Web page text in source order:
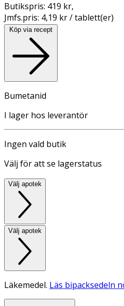
Butikspris: 419 kr,
Jmfs.pris: 4,19 kr / tablett(er)
Köp via recept
Bumetanid
I lager hos leverantör
Ingen vald butik
Välj för att se lagerstatus
Välj apotek
Välj apotek
Läkemedel. Läs bipacksedeln